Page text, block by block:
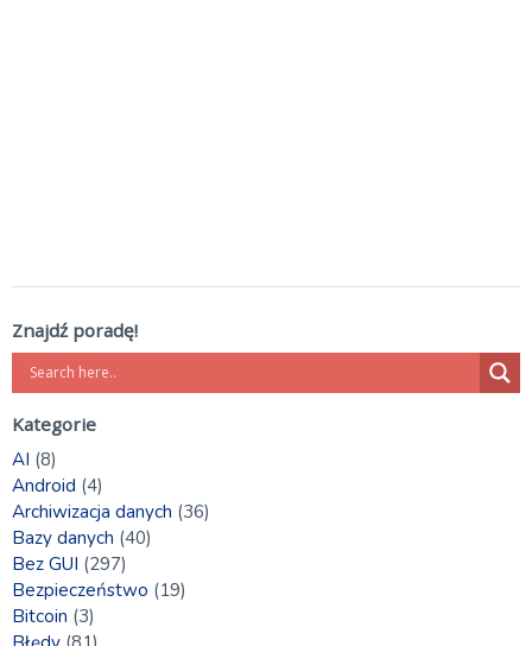
Znajdź poradę!
Kategorie
AI (8)
Android (4)
Archiwizacja danych (36)
Bazy danych (40)
Bez GUI (297)
Bezpieczeństwo (19)
Bitcoin (3)